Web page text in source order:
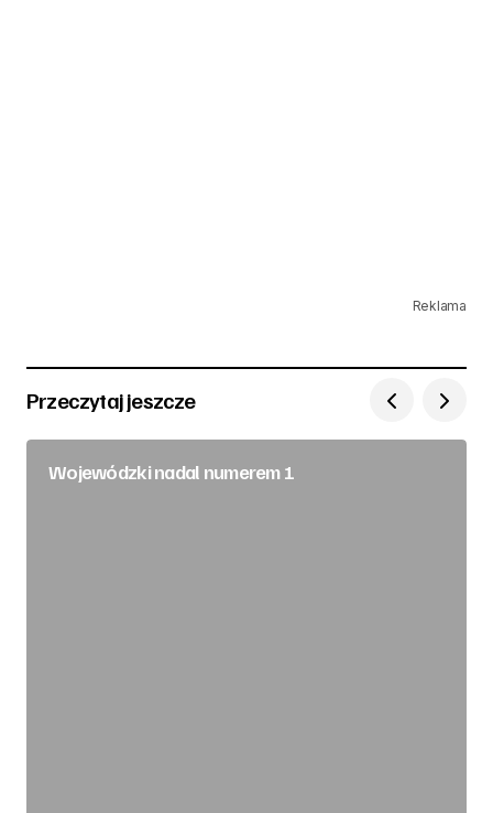
Reklama
Przeczytaj jeszcze
Wojewódzki nadal numerem 1